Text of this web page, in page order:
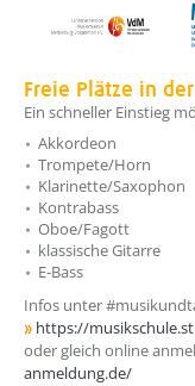
Freie Plätze in
Ein schneller Einstieg
Akkordeon
Trompete/Horn
Klarinette/Saxophon
Kontrabass
Oboe/Fagott
klassische Gitarre
E-Bass
Infos unter
https://
oder gleich online
anmeldung.de/